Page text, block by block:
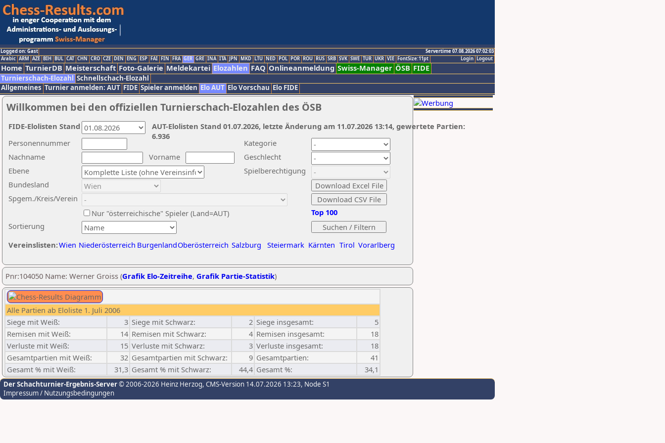
Logged on: Gast
Servertime 07.08.2026 07:02:03
Logout
Login
Arabic ARM AZE BIH BUL CAT CHN CRO CZE DEN ENG ESP FAI FIN FRA GER GRE INA ITA JPN MKD LTU NED POL POR ROU RUS SRB SVK SWE TUR UKR VIE FontSize:11pt
Home TurnierDB Meisterschaft Foto-Galerie Meldekartei Elozahlen FAQ Onlineanmeldung Swiss-Manager ÖSB FIDE
Turnierschach-Elozahl Schnellschach-Elozahl
Allgemeines Turnier anmelden: AUT FIDE Spieler anmelden Elo AUT Elo Vorschau Elo FIDE
Willkommen bei den offiziellen Turnierschach-Elozahlen des ÖSB
Nachname
Vorname
Ebene
Kategorie
Sortierung
Personennummer
Bundesland
Spgem./Kreis/Verein
Geschlecht
Nur "österreichische" Spieler (Land=AUT)
Spielberechtigung
Vereinslisten:Wien Niederösterreich BurgenlandOberösterreich Salzburg Steiermark Kärnten Tirol Vorarlberg
Top 100
AUT-Elolisten Stand 01.07.2026, letzte Änderung am 11.07.2026 13:14, gewertete Partien:
6.936
FIDE-Elolisten Stand
Pnr:104050 Name: Werner Groiss (Grafik Elo-Zeitreihe, Grafik Partie-Statistik)
Alle Partien ab Eloliste 1. Juli 2006
Siege mit Weiß:
3 Siege mit Schwarz: 2 Siege insgesamt:
5
Remisen mit Weiß:
14 Remisen mit Schwarz: 4 Remisen insgesamt:
18
Verluste mit Weiß:
15 Verluste mit Schwarz: 3 Verluste insgesamt:
18
Gesamtpartien mit Weiß:
32 Gesamtpartien mit Schwarz: 9 Gesamtpartien:
41
Gesamt % mit Weiß:
31,3 Gesamt % mit Schwarz: 44,4 Gesamt %: 34,1
Der Schachturnier-Ergebnis-Server© 2006-2026 Heinz Herzog, CMS-Version 14.07.2026 13:23, Node S1
Impressum / Nutzungsbedingungen